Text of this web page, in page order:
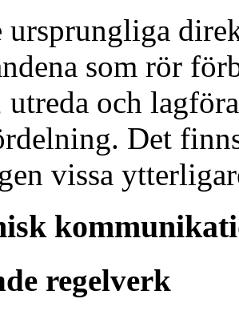
ursprungliga
som rör
utreda och
Det
vissa
regelverk